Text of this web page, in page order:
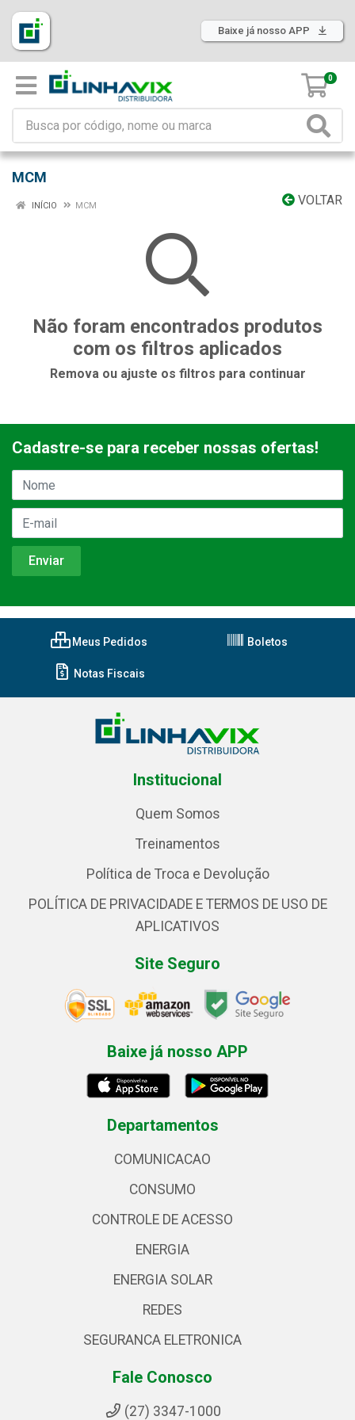
Baixe já nosso APP
0
MCM
VOLTAR
INÍCIO MCM
Não foram encontrados produtos
com os filtros aplicados
Remova ou ajuste os filtros para continuar
Cadastre-se para receber nossas ofertas!
Meus Pedidos Boletos
Notas Fiscais
Institucional
Quem Somos
Treinamentos
Política de Troca e Devolução
POLÍTICA DE PRIVACIDADE E TERMOS DE USO DE
APLICATIVOS
Site Seguro
Baixe já nosso APP
Departamentos
COMUNICACAO
CONSUMO
CONTROLE DE ACESSO
ENERGIA
ENERGIA SOLAR
REDES
SEGURANCA ELETRONICA
Fale Conosco
(27) 3347-1000